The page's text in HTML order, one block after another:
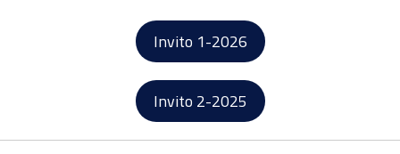
Invito 1-2026
Invito 2-2025